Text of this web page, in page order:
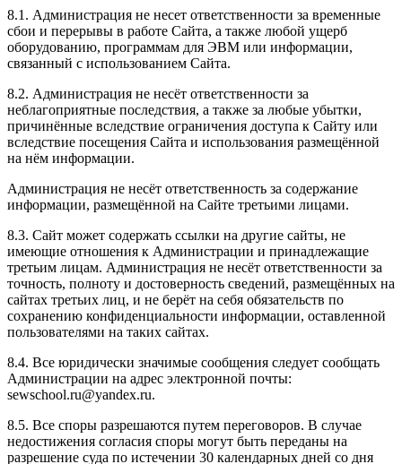
8.1. Администрация не несет ответственности за временные
сбои и перерывы в работе Сайта, а также любой ущерб
оборудованию, программам для ЭВМ или информации,
связанный с использованием Сайта.
8.2. Администрация не несёт ответственности за
неблагоприятные последствия, а также за любые убытки,
причинённые вследствие ограничения доступа к Сайту или
вследствие посещения Сайта и использования размещённой
на нём информации.
Администрация не несёт ответственность за содержание
информации, размещённой на Сайте третьими лицами.
8.3. Сайт может содержать ссылки на другие сайты, не
имеющие отношения к Администрации и принадлежащие
третьим лицам. Администрация не несёт ответственности за
точность, полноту и достоверность сведений, размещённых на
сайтах третьих лиц, и не берёт на себя обязательств по
сохранению конфиденциальности информации, оставленной
пользователями на таких сайтах.
8.4. Все юридически значимые сообщения следует сообщать
Администрации на адрес электронной почты:
sewschool.ru@yandex.ru.
8.5. Все споры разрешаются путем переговоров. В случае
недостижения согласия споры могут быть переданы на
разрешение суда по истечении 30 календарных дней со дня